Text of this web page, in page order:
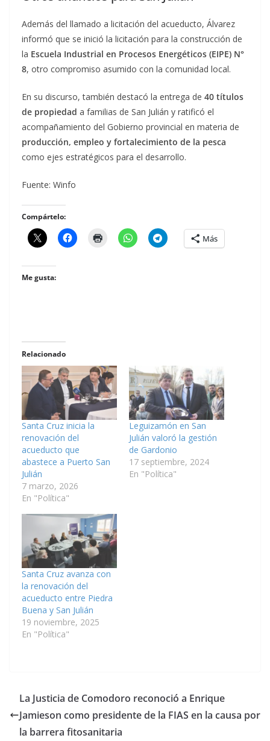
Además del llamado a licitación del acueducto, Álvarez
informó que se inició la licitación para la construcción de
la Escuela Industrial en Procesos Energéticos (EIPE) N°
8, otro compromiso asumido con la comunidad local.
En su discurso, también destacó la entrega de 40 títulos
de propiedad a familias de San Julián y ratificó el
acompañamiento del Gobierno provincial en materia de
producción, empleo y fortalecimiento de la pesca
como ejes estratégicos para el desarrollo.
Fuente: Winfo
Compártelo:
Más
Me gusta:
Relacionado
Santa Cruz inicia la
renovación del
acueducto que
abastece a Puerto San
Julián
7 marzo, 2026
En "Política"
Leguizamón en San
Julián valoró la gestión
de Gardonio
17 septiembre, 2024
En "Política"
Santa Cruz avanza con
la renovación del
acueducto entre Piedra
Buena y San Julián
19 noviembre, 2025
En "Política"
La Justicia de Comodoro reconoció a Enrique
Jamieson como presidente de la FIAS en la causa por
la barrera fitosanitaria